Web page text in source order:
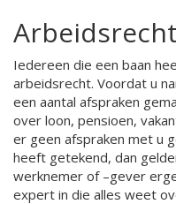
Arbeidsrecht
Iedereen die een baan
arbeidsrecht. Voordat u
een aantal afspraken
over loon, pensioen,
er geen afspraken met u
heeft getekend, dan
werknemer of –gever
expert in die alles weet